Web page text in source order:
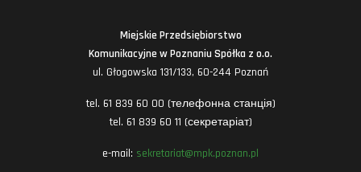
Miejskie Przedsiębiorstwo
Komunikacyjne w Poznaniu Spółka z o.o.
ul. Głogowska 131/133, 60-244 Poznań
tel. 61 839 60 00 (телефонна станція)
tel. 61 839 60 11 (секретаріат)
e-mail: sekretariat@mpk.poznan.pl